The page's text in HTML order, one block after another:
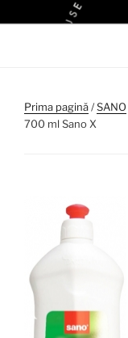
la
ACM
ACM VIRTUAL SHOP
Prima pagină/SANO
700 ml Sano X